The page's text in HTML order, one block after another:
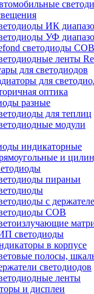
ИК
УФ
светодиоды COB
ленты
для светодиодов
для
оптика
разные
для теплиц
модули
индикаторные
и
пираньи
с
COB
светодиоды
в корпусе
полосы,
светодиодов
ленты
и дисплеи